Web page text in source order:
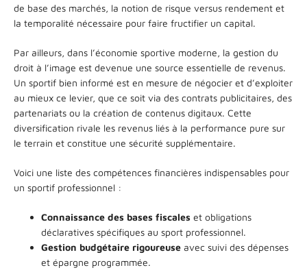
de base des marchés, la notion de risque versus rendement et
la temporalité nécessaire pour faire fructifier un capital.
Par ailleurs, dans l’économie sportive moderne, la gestion du
droit à l’image est devenue une source essentielle de revenus.
Un sportif bien informé est en mesure de négocier et d’exploiter
au mieux ce levier, que ce soit via des contrats publicitaires, des
partenariats ou la création de contenus digitaux. Cette
diversification rivale les revenus liés à la performance pure sur
le terrain et constitue une sécurité supplémentaire.
Voici une liste des compétences financières indispensables pour
un sportif professionnel :
Connaissance des bases fiscales et obligations
déclaratives spécifiques au sport professionnel.
Gestion budgétaire rigoureuse avec suivi des dépenses
et épargne programmée.